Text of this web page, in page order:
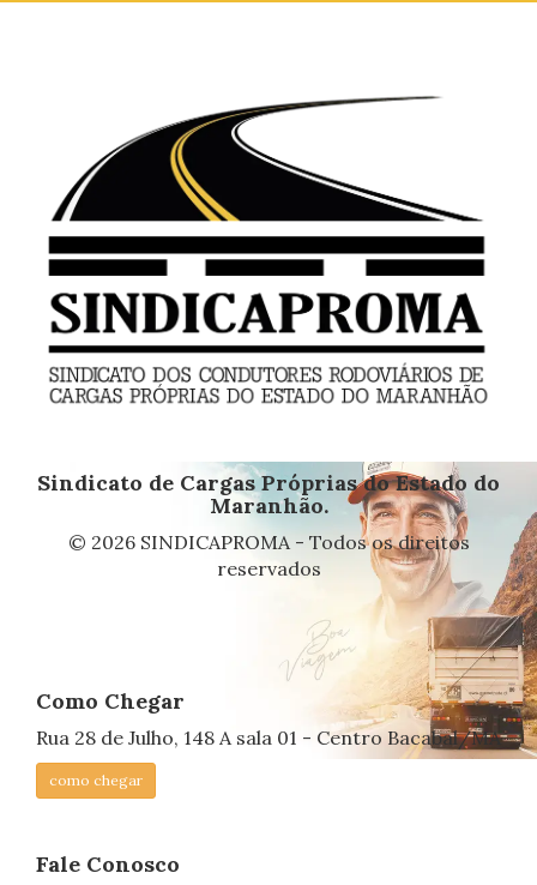
Sindicato de Cargas Próprias do Estado do
Maranhão.
© 2026 SINDICAPROMA - Todos os direitos
reservados
Como Chegar
Rua 28 de Julho, 148 A sala 01 - Centro Bacabal/MA
como chegar
Fale Conosco